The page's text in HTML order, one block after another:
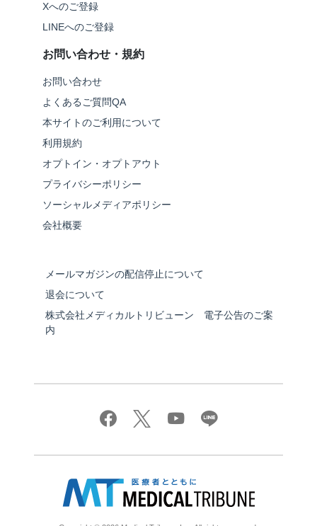
Xへのご登録
LINEへのご登録
お問い合わせ・規約
お問い合わせ
よくあるご質問QA
本サイトのご利用について
利用規約
オプトイン・オプトアウト
プライバシーポリシー
ソーシャルメディアポリシー
会社概要
メールマガジンの配信停止について
退会について
株式会社メディカルトリビューン 電子公告のご案
内